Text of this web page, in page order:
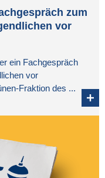
zum
vor
ein Fachgespräch
vor
Fraktion des ...